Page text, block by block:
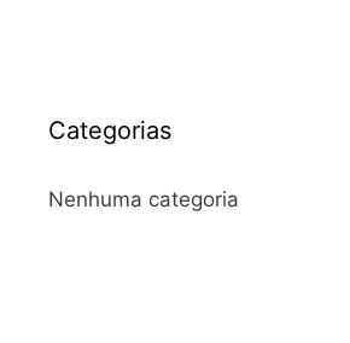
Categorias
Nenhuma categoria